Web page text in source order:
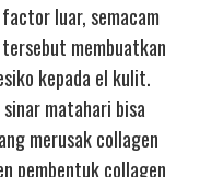
luar, semacam
membuatkan
kepada el kulit.
matahari bisa
merusak collagen
pembentuk collagen